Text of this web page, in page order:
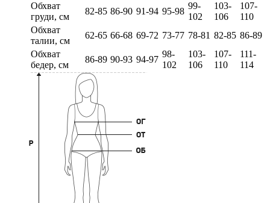
Обхват
груди, см
82-85 86-90 91-94 95-98
99-
102
103-
106
107-
110
Обхват
талии, см
62-65 66-68 69-72 73-77 78-81 82-85 86-89
Обхват
бедер, см
86-89 90-93 94-97
98-
102
103-
106
107-
110
111-
114